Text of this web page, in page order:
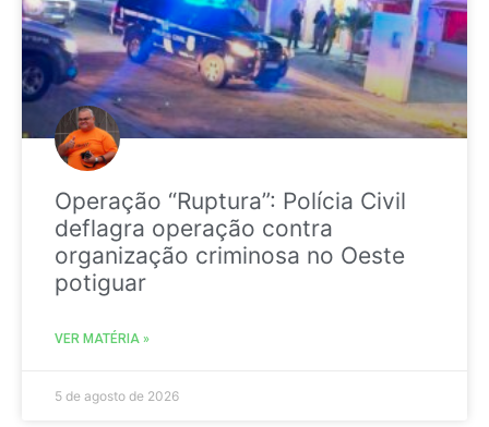
Operação “Ruptura”: Polícia Civil
deflagra operação contra
organização criminosa no Oeste
potiguar
VER MATÉRIA »
5 de agosto de 2026